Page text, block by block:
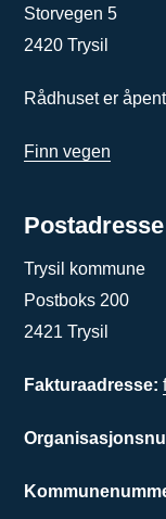
Storvegen 5
2420 Trysil
Rådhuset er
Finn vegen
Postadresse
Trysil kommune
Postboks 200
2421 Trysil
Fakturaadresse: